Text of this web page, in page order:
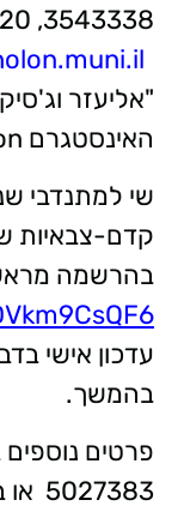
3543338, 050-2452720,
"אליעזר
האינסטגרם
שי למתנדבי
קדם-צבאיות
בהרשמה
עדכון אישי
בהמשך.
5027383 או בדוא"ל